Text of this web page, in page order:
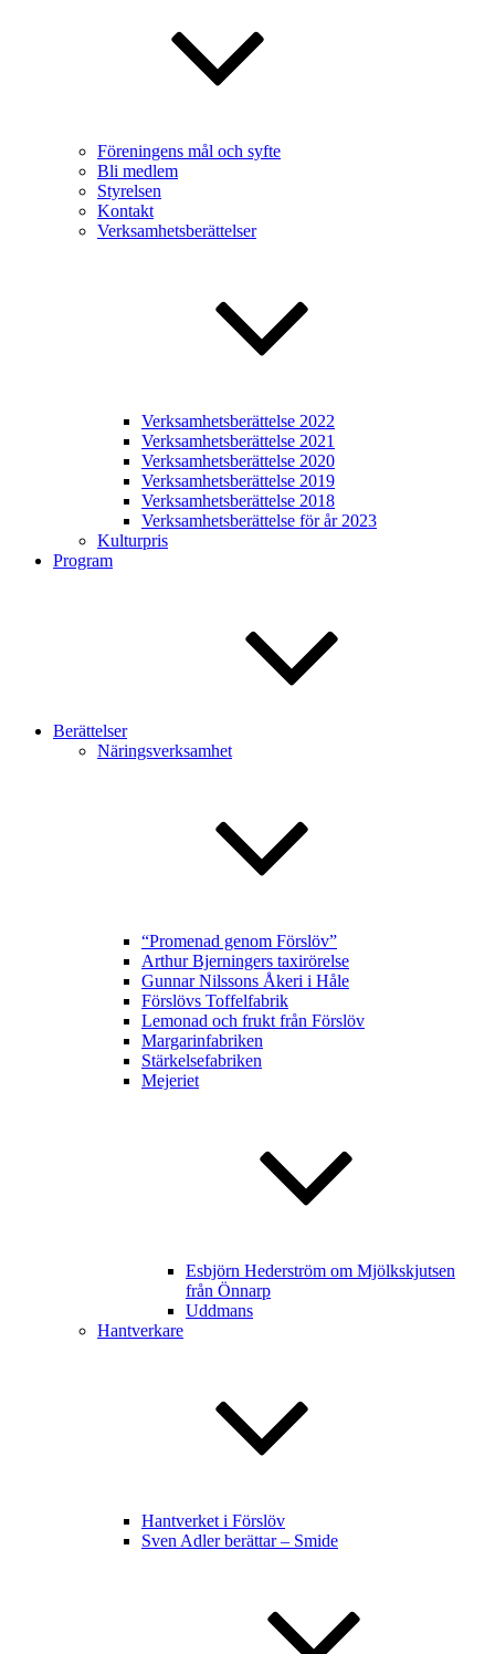
Föreningens mål och syfte
Bli medlem
Styrelsen
Kontakt
Verksamhetsberättelser
Verksamhetsberättelse 2022
Verksamhetsberättelse 2021
Verksamhetsberättelse 2020
Verksamhetsberättelse 2019
Verksamhetsberättelse 2018
Verksamhetsberättelse för år 2023
Kulturpris
Program
Berättelser
Näringsverksamhet
“Promenad genom Förslöv”
Arthur Bjerningers taxirörelse
Gunnar Nilssons Åkeri i Håle
Förslövs Toffelfabrik
Lemonad och frukt från Förslöv
Margarinfabriken
Stärkelsefabriken
Mejeriet
Esbjörn Hederström om Mjölkskjutsen
från Önnarp
Uddmans
Hantverkare
Hantverket i Förslöv
Sven Adler berättar – Smide